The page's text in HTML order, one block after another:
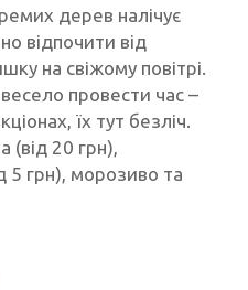
дерев налічує
відпочити від
на свіжому повітрі.
провести час –
їх тут безліч.
(від 20 грн),
5 грн), морозиво та